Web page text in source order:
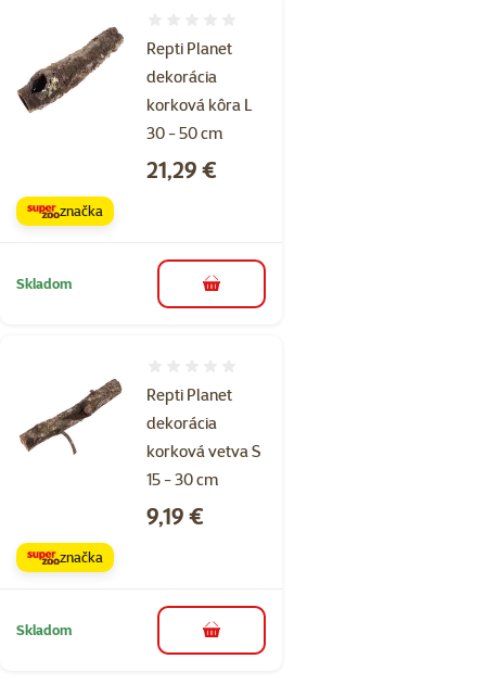
Repti Planet
dekorácia
korková kôra L
30 - 50 cm
Cena
21,29 €
značka
Skladom do košíka
Repti Planet
dekorácia
korková vetva S
15 - 30 cm
Cena
9,19 €
značka
Skladom do košíka